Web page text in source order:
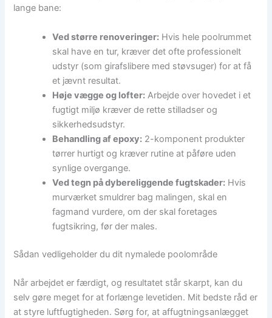
lange bane:
Ved større renoveringer: Hvis hele poolrummet
skal have en tur, kræver det ofte professionelt
udstyr (som girafslibere med støvsuger) for at få
et jævnt resultat.
Høje vægge og lofter: Arbejde over hovedet i et
fugtigt miljø kræver de rette stilladser og
sikkerhedsudstyr.
Behandling af epoxy: 2-komponent produkter
tørrer hurtigt og kræver rutine at påføre uden
synlige overgange.
Ved tegn på dybereliggende fugtskader: Hvis
murværket smuldrer bag malingen, skal en
fagmand vurdere, om der skal foretages
fugtsikring, før der males.
Sådan vedligeholder du dit nymalede poolområde
Når arbejdet er færdigt, og resultatet står skarpt, kan du
selv gøre meget for at forlænge levetiden. Mit bedste råd er
at styre luftfugtigheden. Sørg for, at affugtningsanlægget